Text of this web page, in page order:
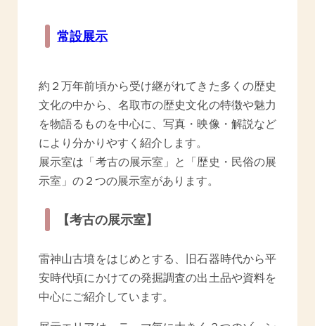
常設展示
約２万年前頃から受け継がれてきた多くの歴史
文化の中から、名取市の歴史文化の特徴や魅力
を物語るものを中心に、写真・映像・解説など
により分かりやすく紹介します。
展示室は「考古の展示室」と「歴史・民俗の展
示室」の２つの展示室があります。
【考古の展示室】
雷神山古墳をはじめとする、旧石器時代から平
安時代頃にかけての発掘調査の出土品や資料を
中心にご紹介しています。